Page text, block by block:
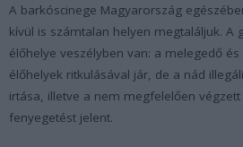
A barkóscinege Magyarország
kívül is számtalan helyen megtaláljuk. A
élőhelye veszélyben van: a melegedő
élőhelyek ritkulásával jár, de a nád
irtása, illetve a nem megfelelően
fenyegetést jelent.